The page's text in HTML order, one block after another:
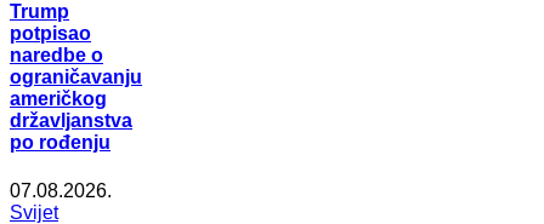
Trump
potpisao
naredbe o
ograničavanju
američkog
državljanstva
po rođenju
07.08.2026.
Svijet